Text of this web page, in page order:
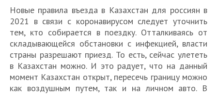
Новые правила въезда в Казахстан для россиян в
2021 в связи с коронавирусом следует уточнить
тем, кто собирается в поездку. Отталкиваясь от
складывающейся обстановки с инфекцией, власти
страны разрешают приезд. То есть, сейчас улететь
в Казахстан можно. И это радует, что на данный
момент Казахстан открыт, пересечь границу можно
как воздушным путем, так и на личном авто. В